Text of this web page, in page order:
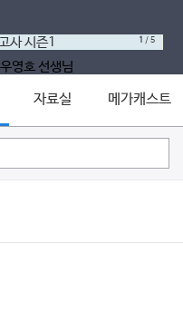
1 /5
자료실 메가캐스트